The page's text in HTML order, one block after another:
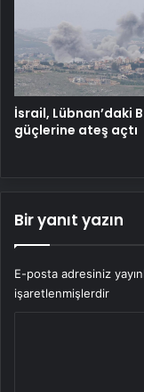
İsrail, Lübnan’daki
güçlerine ateş açtı
Bir yanıt yazın
E-posta adresiniz
işaretlenmişlerdir